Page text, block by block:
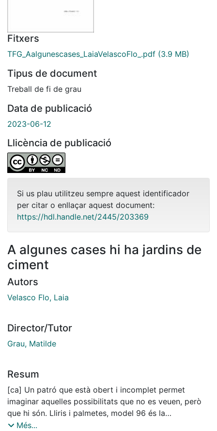
Fitxers
TFG_Aalgunescases_LaiaVelascoFlo_.pdf (3.9 MB)
Tipus de document
Treball de fi de grau
Data de publicació
2023-06-12
Llicència de publicació
Si us plau utilitzeu sempre aquest identificador
per citar o enllaçar aquest document:
https://hdl.handle.net/2445/203369
A algunes cases hi ha jardins de
ciment
Autors
Velasco Flo, Laia
Director/Tutor
Grau, Matilde
Resum
[ca] Un patró que està obert i incomplet permet
imaginar aquelles possibilitats que no es veuen, però
que hi són. Lliris i palmetes, model 96 és la
reinterpretació d’un terra conegut, que d’alguna
Més...